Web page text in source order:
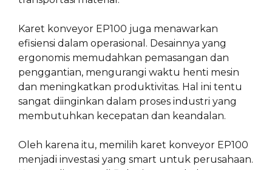
Karet konveyor EP100 juga menawarkan
efisiensi dalam operasional. Desainnya yang
ergonomis memudahkan pemasangan dan
penggantian, mengurangi waktu henti mesin
dan meningkatkan produktivitas. Hal ini tentu
sangat diinginkan dalam proses industri yang
membutuhkan kecepatan dan keandalan.
Oleh karena itu, memilih karet konveyor EP100
menjadi investasi yang smart untuk perusahaan.